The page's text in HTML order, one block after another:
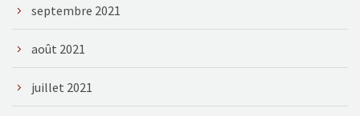
septembre 2021
août 2021
juillet 2021